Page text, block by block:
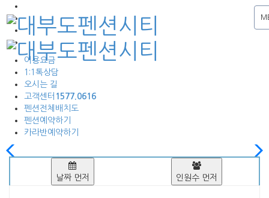
이용요금
1:1톡상담
오시는 길
고객센터 1577.0616
펜션전체배치도
펜션예약하기
카라반예약하기
날짜 먼저 인원수 먼저